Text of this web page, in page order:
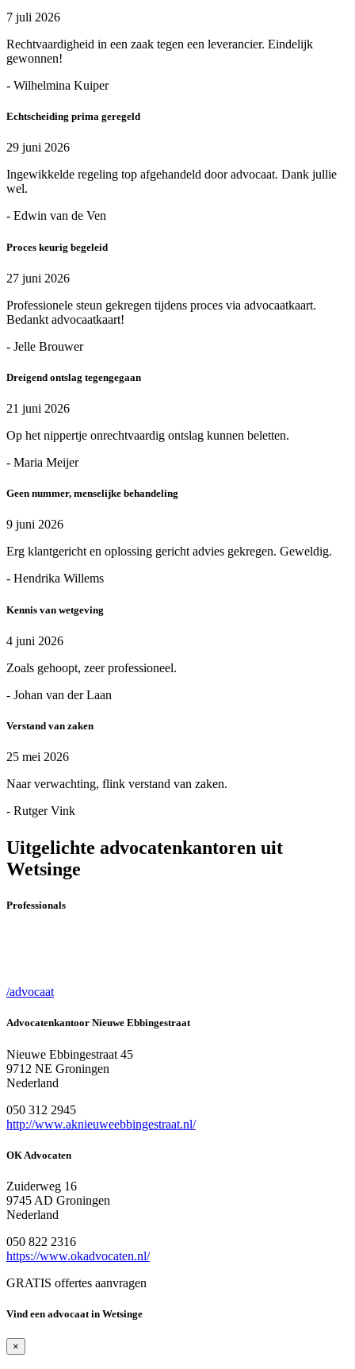
7 juli 2026
Rechtvaardigheid in een zaak tegen een leverancier. Eindelijk
gewonnen!
- Wilhelmina Kuiper
Echtscheiding prima geregeld
29 juni 2026
Ingewikkelde regeling top afgehandeld door advocaat. Dank jullie
wel.
- Edwin van de Ven
Proces keurig begeleid
27 juni 2026
Professionele steun gekregen tijdens proces via advocaatkaart.
Bedankt advocaatkaart!
- Jelle Brouwer
Dreigend ontslag tegengegaan
21 juni 2026
Op het nippertje onrechtvaardig ontslag kunnen beletten.
- Maria Meijer
Geen nummer, menselijke behandeling
9 juni 2026
Erg klantgericht en oplossing gericht advies gekregen. Geweldig.
- Hendrika Willems
Kennis van wetgeving
4 juni 2026
Zoals gehoopt, zeer professioneel.
- Johan van der Laan
Verstand van zaken
25 mei 2026
Naar verwachting, flink verstand van zaken.
- Rutger Vink
Uitgelichte advocatenkantoren uit
Wetsinge
Professionals
/advocaat
Advocatenkantoor Nieuwe Ebbingestraat
Nieuwe Ebbingestraat 45
9712 NE Groningen
Nederland
050 312 2945
http://www.aknieuweebbingestraat.nl/
OK Advocaten
Zuiderweg 16
9745 AD Groningen
Nederland
050 822 2316
https://www.okadvocaten.nl/
GRATIS offertes aanvragen
Vind een advocaat in Wetsinge
×